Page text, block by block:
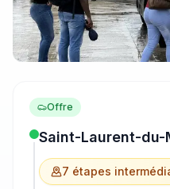
Offre
Saint-Laurent-du-
7 étapes